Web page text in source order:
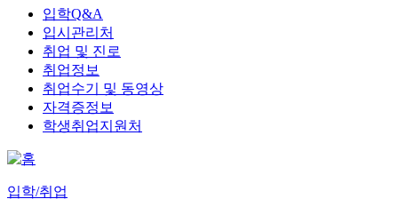
입학Q&A
입시관리처
취업 및 진로
취업정보
취업수기 및 동영상
자격증정보
학생취업지원처
입학/취업